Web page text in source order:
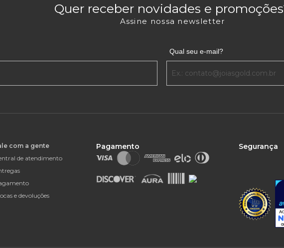
Quer receber novidades e
Assine nossa newsletter
Qual seu e-mail?
com a gente
de atendimento
e devoluções
Pagamento Segurança